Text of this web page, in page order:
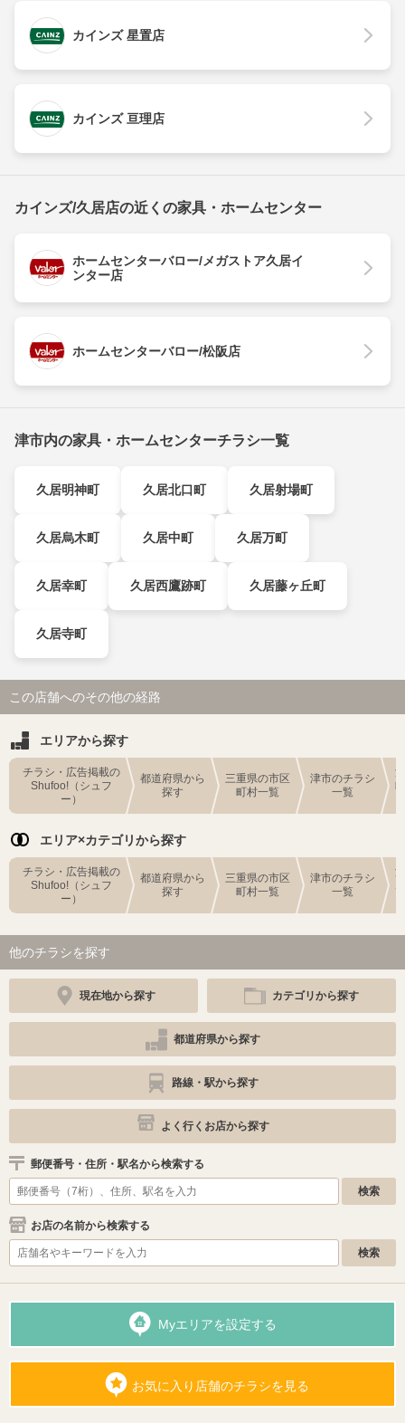
カインズ 星置店
カインズ 亘理店
カインズ/久居店の近くの家具・ホームセンター
ホームセンターバロー/メガストア久居イ
ンター店
ホームセンターバロー/松阪店
津市内の家具・ホームセンターチラシ一覧
久居明神町 久居北口町 久居射場町
久居烏木町 久居中町 久居万町
久居幸町 久居西鷹跡町 久居藤ヶ丘町
久居寺町
この店舗へのその他の経路
エリアから探す
チラシ・広告掲載の
Shufoo!（シュフ
ー）
都道府県から
探す
三重県の市区
町村一覧
津市のチラシ
一覧
エリア×カテゴリから探す
チラシ・広告掲載の
Shufoo!（シュフ
ー）
都道府県から
探す
三重県の市区
町村一覧
津市のチラシ
一覧
他のチラシを探す
現在地から探す カテゴリから探す
都道府県から探す
路線・駅から探す
よく行くお店から探す
郵便番号・住所・駅名から検索する
お店の名前から検索する
Myエリアを設定する
お気に入り店舗のチラシを見る